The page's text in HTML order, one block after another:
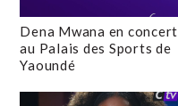
Dena Mwana en concert
au Palais des Sports de
Yaoundé